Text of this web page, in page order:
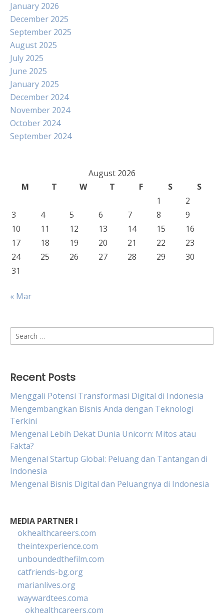
January 2026
December 2025
September 2025
August 2025
July 2025
June 2025
January 2025
December 2024
November 2024
October 2024
September 2024
August 2026
M
T W T F S
S
1
2
3
4 5 6 7 8
9
10
11 12 13 14 15
16
17
18 19 20 21 22
23
24
25 26 27 28 29
30
31
« Mar
Search
for:
Recent Posts
Menggali Potensi Transformasi Digital di Indonesia
Mengembangkan Bisnis Anda dengan Teknologi
Terkini
Mengenal Lebih Dekat Dunia Unicorn: Mitos atau
Fakta?
Mengenal Startup Global: Peluang dan Tantangan di
Indonesia
Mengenal Bisnis Digital dan Peluangnya di Indonesia
MEDIA PARTNER I
okhealthcareers.com
theintexperience.com
unboundedthefilm.com
catfriends-bg.org
marianlives.org
waywardtees.coma
okhealthcareers.com